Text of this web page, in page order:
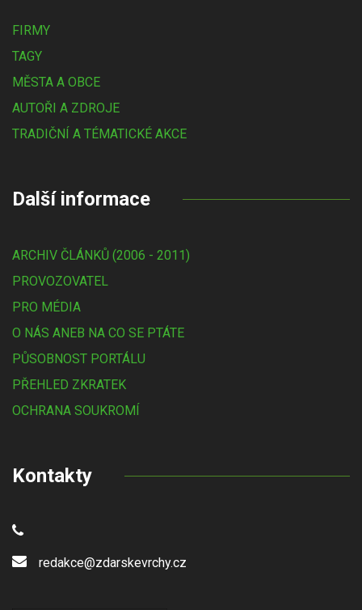
FIRMY
TAGY
MĚSTA A OBCE
AUTOŘI A ZDROJE
TRADIČNÍ A TÉMATICKÉ AKCE
Další informace
ARCHIV ČLÁNKŮ (2006 - 2011)
PROVOZOVATEL
PRO MÉDIA
O NÁS ANEB NA CO SE PTÁTE
PŮSOBNOST PORTÁLU
PŘEHLED ZKRATEK
OCHRANA SOUKROMÍ
Kontakty
redakce@zdarskevrchy.cz